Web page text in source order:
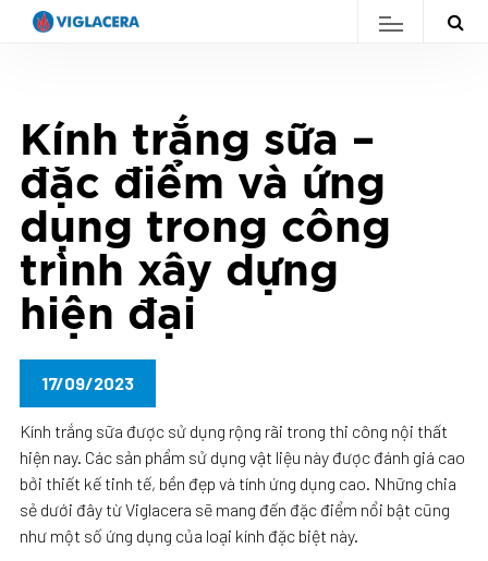
Kính trắng sữa –
đặc điểm và ứng
dụng trong công
trình xây dựng
hiện đại
17/09/2023
Kính trắng sữa được sử dụng rộng rãi trong thi công nội thất
hiện nay. Các sản phẩm sử dụng vật liệu này được đánh giá cao
bởi thiết kế tinh tế, bền đẹp và tính ứng dụng cao. Những chia
sẻ dưới đây từ Viglacera sẽ mang đến đặc điểm nổi bật cũng
như một số ứng dụng của loại kính đặc biệt này.